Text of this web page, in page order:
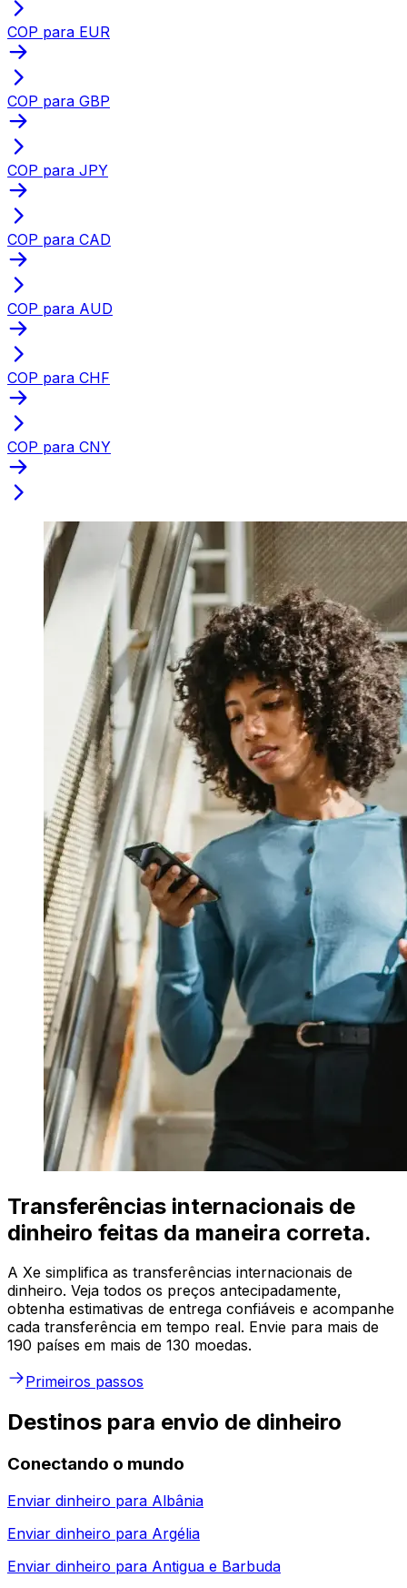
COP para EUR
COP para GBP
COP para JPY
COP para CAD
COP para AUD
COP para CHF
COP para CNY
Transferências internacionais de
dinheiro feitas da maneira correta.
A Xe simplifica as transferências internacionais de
dinheiro. Veja todos os preços antecipadamente,
obtenha estimativas de entrega confiáveis e acompanhe
cada transferência em tempo real. Envie para mais de
190 países em mais de 130 moedas.
Primeiros passos
Destinos para envio de dinheiro
Conectando o mundo
Enviar dinheiro para Albânia
Enviar dinheiro para Argélia
Enviar dinheiro para Antigua e Barbuda